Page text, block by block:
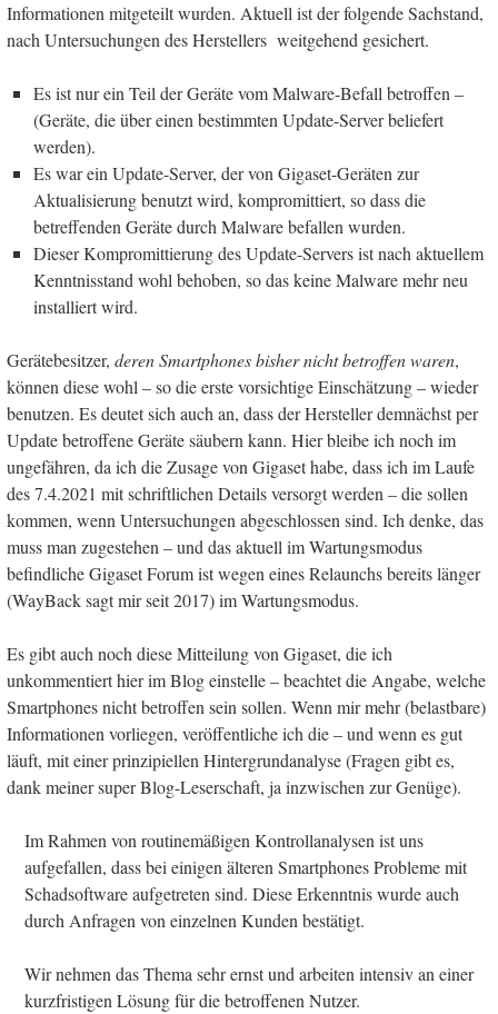
Informationen mitgeteilt wurden. Aktuell ist der folgende Sachstand,
nach Untersuchungen des Herstellers weitgehend gesichert.
Es ist nur ein Teil der Geräte vom Malware-Befall betroffen –
(Geräte, die über einen bestimmten Update-Server beliefert
werden).
Es war ein Update-Server, der von Gigaset-Geräten zur
Aktualisierung benutzt wird, kompromittiert, so dass die
betreffenden Geräte durch Malware befallen wurden.
Dieser Kompromittierung des Update-Servers ist nach aktuellem
Kenntnisstand wohl behoben, so das keine Malware mehr neu
installiert wird.
Gerätebesitzer, deren Smartphones bisher nicht betroffen waren,
können diese wohl – so die erste vorsichtige Einschätzung – wieder
benutzen. Es deutet sich auch an, dass der Hersteller demnächst per
Update betroffene Geräte säubern kann. Hier bleibe ich noch im
ungefähren, da ich die Zusage von Gigaset habe, dass ich im Laufe
des 7.4.2021 mit schriftlichen Details versorgt werden – die sollen
kommen, wenn Untersuchungen abgeschlossen sind. Ich denke, das
muss man zugestehen – und das aktuell im Wartungsmodus
befindliche Gigaset Forum ist wegen eines Relaunchs bereits länger
(WayBack sagt mir seit 2017) im Wartungsmodus.
Es gibt auch noch diese Mitteilung von Gigaset, die ich
unkommentiert hier im Blog einstelle – beachtet die Angabe, welche
Smartphones nicht betroffen sein sollen. Wenn mir mehr (belastbare)
Informationen vorliegen, veröffentliche ich die – und wenn es gut
läuft, mit einer prinzipiellen Hintergrundanalyse (Fragen gibt es,
dank meiner super Blog-Leserschaft, ja inzwischen zur Genüge).
Im Rahmen von routinemäßigen Kontrollanalysen ist uns
aufgefallen, dass bei einigen älteren Smartphones Probleme mit
Schadsoftware aufgetreten sind. Diese Erkenntnis wurde auch
durch Anfragen von einzelnen Kunden bestätigt.
Wir nehmen das Thema sehr ernst und arbeiten intensiv an einer
kurzfristigen Lösung für die betroffenen Nutzer.